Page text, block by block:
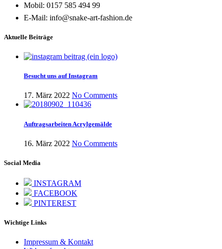
Mobil: 0157 585 494 99
E-Mail: info@snake-art-fashion.de
Aktuelle Beiträge
Besucht uns auf Instagram
17. März 2022 No Comments
Auftragsarbeiten Acrylgemälde
16. März 2022 No Comments
Social Media
INSTAGRAM
FACEBOOK
PINTEREST
Wichtige Links
Impressum & Kontakt